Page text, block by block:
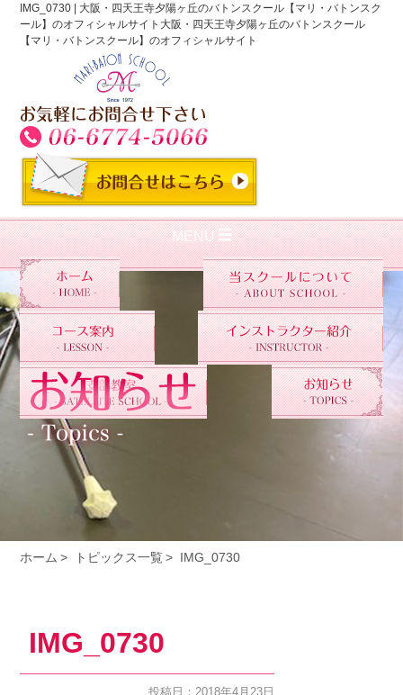
IMG_0730 | 大阪・四天王寺夕陽ヶ丘のバトンスクール【マリ・バトンスク
ール】のオフィシャルサイト大阪・四天王寺夕陽ヶ丘のバトンスクール
【マリ・バトンスクール】のオフィシャルサイト
MENU
ホーム トピックス一覧 IMG_0730
IMG_0730
投稿日：2018年4月23日